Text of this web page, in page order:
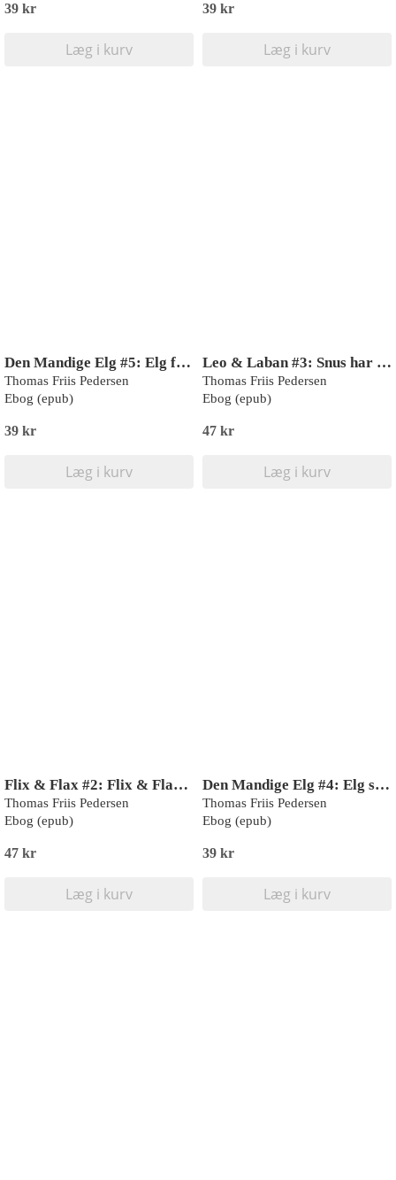
39 kr
Læg i kurv
39 kr
Læg i kurv
Den Mandige Elg #5: Elg får et job
Thomas Friis Pedersen
Ebog (epub)
39 kr
Læg i kurv
Leo & Laban #3: Snus har glemt det hele (LYT & LÆS)
Thomas Friis Pedersen
Ebog (epub)
47 kr
Læg i kurv
Flix & Flax #2: Flix & Flax i cirkus (LYT & LÆS)
Thomas Friis Pedersen
Ebog (epub)
47 kr
Læg i kurv
Den Mandige Elg #4: Elg slår en rekord
Thomas Friis Pedersen
Ebog (epub)
39 kr
Læg i kurv